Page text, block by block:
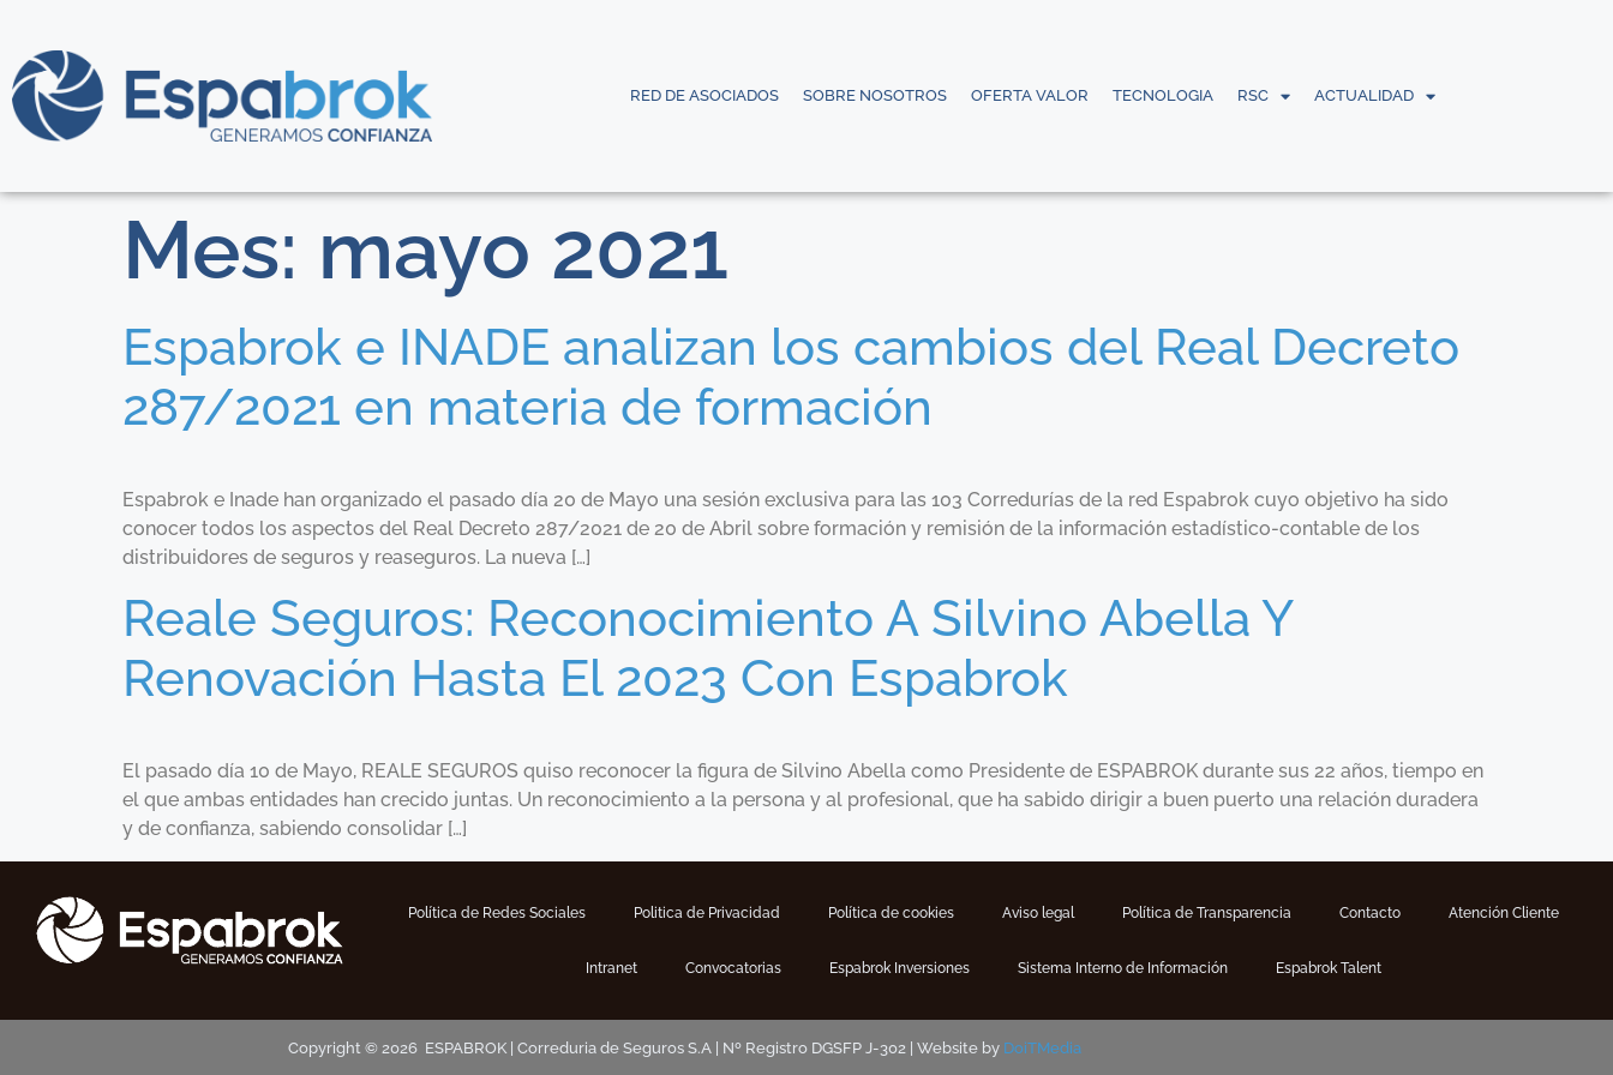
RED DE ASOCIADOS SOBRE NOSOTROS OFERTA VALOR TECNOLOGIA RSC ACTUALIDAD
Mes: mayo 2021
Espabrok e INADE analizan los cambios del Real Decreto
287/2021 en materia de formación
Espabrok e Inade han organizado el pasado día 20 de Mayo una sesión exclusiva para las 103 Corredurías de la red Espabrok cuyo objetivo ha sido
conocer todos los aspectos del Real Decreto 287/2021 de 20 de Abril sobre formación y remisión de la información estadístico-contable de los
distribuidores de seguros y reaseguros. La nueva […]
Reale Seguros: Reconocimiento A Silvino Abella Y
Renovación Hasta El 2023 Con Espabrok
El pasado día 10 de Mayo, REALE SEGUROS quiso reconocer la figura de Silvino Abella como Presidente de ESPABROK durante sus 22 años, tiempo en
el que ambas entidades han crecido juntas. Un reconocimiento a la persona y al profesional, que ha sabido dirigir a buen puerto una relación duradera
y de confianza, sabiendo consolidar […]
Política de Redes Sociales Politica de Privacidad Política de cookies Aviso legal Política de Transparencia Contacto Atención Cliente
Intranet Convocatorias Espabrok Inversiones Sistema Interno de Información Espabrok Talent
Copyright © 2026 ESPABROK | Correduria de Seguros S.A | Nº Registro DGSFP J-302 | Website by DoiTMedia